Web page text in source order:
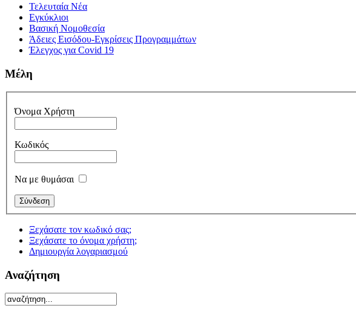
Τελευταία Νέα
Εγκύκλιοι
Βασική Νομοθεσία
Άδειες Εισόδου-Εγκρίσεις Προγραμμάτων
Έλεγχος για Covid 19
Μέλη
Όνομα Χρήστη
Κωδικός
Να με θυμάσαι
Ξεχάσατε τον κωδικό σας;
Ξεχάσατε το όνομα χρήστη;
Δημιουργία λογαριασμού
Αναζήτηση